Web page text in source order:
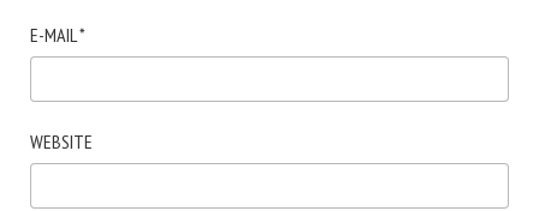
E-MAIL*
WEBSITE